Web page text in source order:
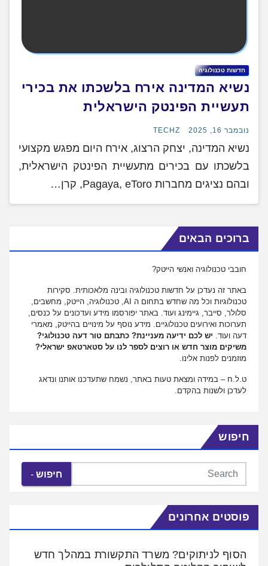
חדשות טכנולוגיה
נשיא המדינה אירח בלשכתו את בכירי
תעשיית הפינטק הישראלית
נובמבר 16, 2025 TECHZ
נשיא המדינה, יצחק הרצוג, אירח היום מפגש מקצועי
בלשכתו עם בכירים מתעשיית הפינטק הישראלית,
ובהם נציגים מחברות Pagaya, eToro, קרן…
ברוכים הבאים
חובבי טכנולוגיה ואנשי הייטק?
באתר זה נעדכן על חדשות טכנולוגיה ובינה מלאכותית. סקירות
טכנולוגיות וכל מה שחדש בתחום ה AI, טכנולוגיה, הייטק, מחשבים,
סלולר, סייבר, גיימינג ועוד. באתר יפורסמו מידע ועדכונים על כנסים,
תערוכות ואירועים טכנולוגיים. מידע נוסף על מינויים בהייטק, מאמרי
דעה ועוד. יש לכם ידיעה מעניינת? כתבתם טור דעה טכנולוגי?
משיקים מוצר חדש או רוצים לספר לנו על סטארטאפ ישראלי?
מוזמנים לפנות אלינו.
ט.ל.ח – במידה ומצאת טעות באתר, נשמח שתעדכנו אותנו ונדאג
לעדכן ולשנות בהקדם.
חיפוש
חיפוש
פוסטים אחרונים
הסוף לניתוקים? משרד התקשורת במהלך חדש